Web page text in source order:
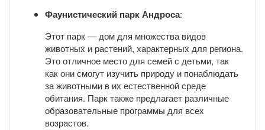
Фаунистический парк Андроса:
Этот парк — дом для множества видов
животных и растений, характерных для региона.
Это отличное место для семей с детьми, так
как они смогут изучить природу и понаблюдать
за животными в их естественной среде
обитания. Парк также предлагает различные
образовательные программы для всех
возрастов.